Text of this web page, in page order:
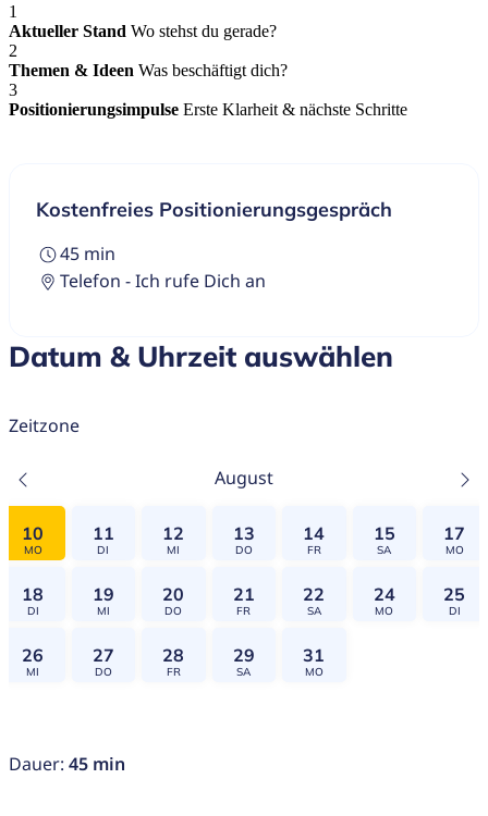
1
Aktueller Stand Wo stehst du gerade?
2
Themen & Ideen Was beschäftigt dich?
3
Positionierungsimpulse Erste Klarheit & nächste Schritte